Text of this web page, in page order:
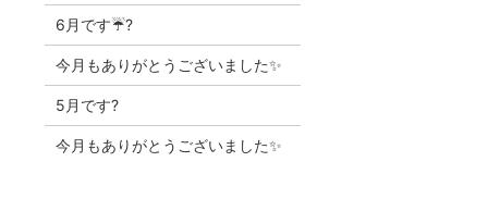
6月です☔?
今月もありがとうございました✨
5月です?
今月もありがとうございました✨